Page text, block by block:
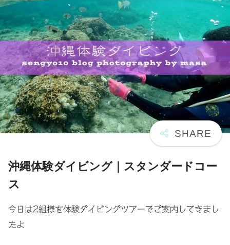
沖縄体験ダイビング｜スタンダードコー
ス
今日は2組様を体験ダイビングツアーでご案内してきまし
たよ